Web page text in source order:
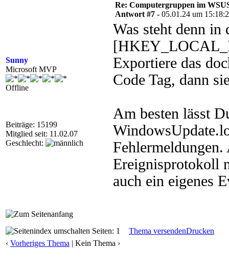
Sunny
Microsoft MVP
Offline
Beiträge: 15199
Mitglied seit: 11.02.07
Geschlecht:
Re: Computergruppen im
Antwort #7 - 05.01.24 um
Was steht denn
Exportiere das
Code Tag, dann
Am besten lässt
Ereignisprotokoll
auch ein eigenes
Seiten: 1 Thema versendenDrucken
‹ Vorheriges Thema | Kein Thema ›